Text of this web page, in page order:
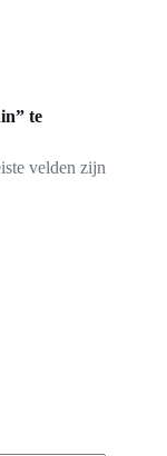
te
velden zijn